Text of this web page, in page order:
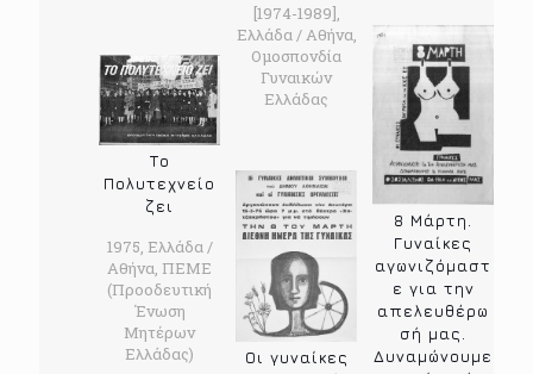
Το
Πολυτεχνείο
ζει
1975, Ελλάδα /
Αθήνα, ΠΕΜΕ
(Προοδευτική
Ένωση
Μητέρων
Ελλάδας)
[1974-1989],
Ελλάδα / Αθήνα,
Ομοσπονδία
Γυναικών
Ελλάδας
Οι γυναίκες
8 Μάρτη.
Γυναίκες
αγωνιζόμαστ
ε για την
απελευθέρω
σή μας.
Δυναμώνουμε